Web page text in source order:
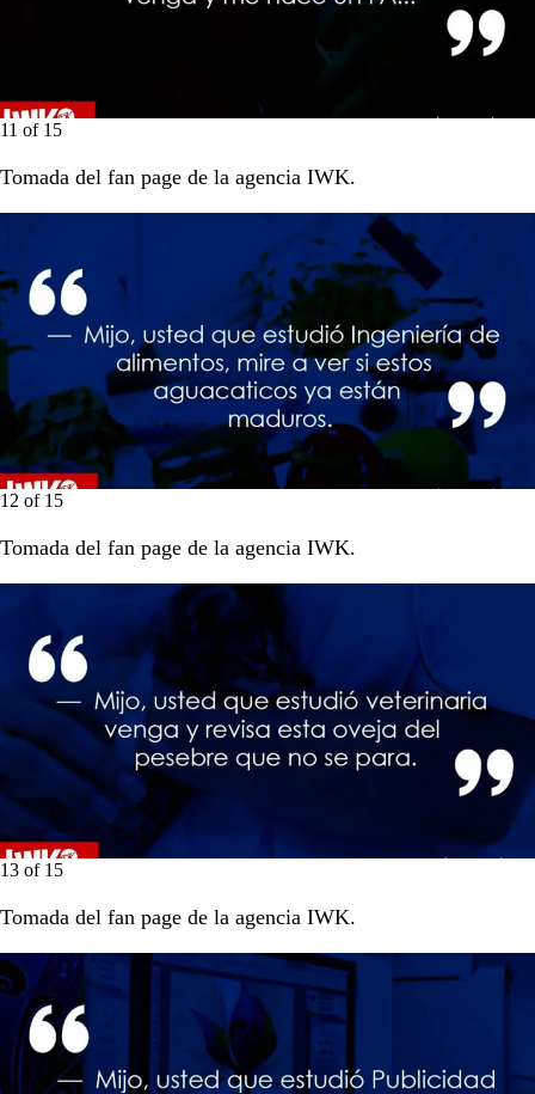
11 of 15
Tomada del fan page de la agencia IWK.
12 of 15
Tomada del fan page de la agencia IWK.
13 of 15
Tomada del fan page de la agencia IWK.